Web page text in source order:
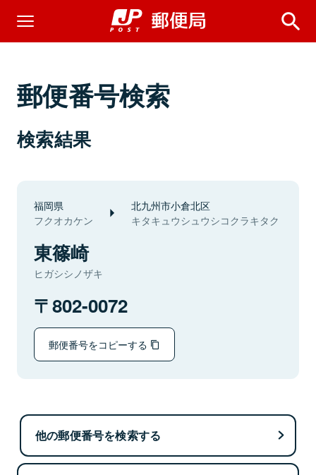
郵便番号検索
検索結果
福岡県
フクオカケン
北九州市小倉北区
キタキュウシュウシコクラキタク
東篠崎
ヒガシシノザキ
802-0072
郵便番号をコピーする
他の郵便番号を検索する